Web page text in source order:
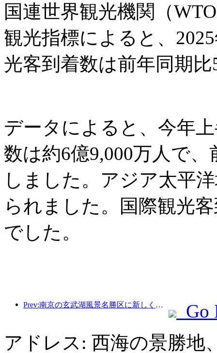
国連世界観光機関（
観光指標によると、
光客到着数は前年同期
データによると、今年
数は約6億9,000万人で
しました。アジア太平
られました。国際観光
でした。
Prev:南京の玄武湖風景名勝区に新しく建てられた「金陵詩堂」を含む4つの文化施設が正式にオープンした。
Go
アドレス: 西海の景勝地